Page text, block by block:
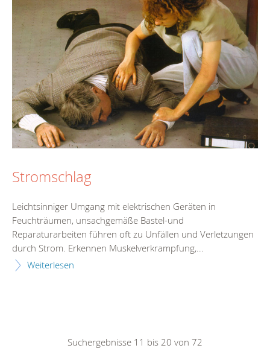
Stromschlag
Leichtsinniger Umgang mit elektrischen Geräten in
Feuchträumen, unsachgemäße Bastel-und
Reparaturarbeiten führen oft zu Unfällen und Verletzungen
durch Strom. Erkennen Muskelverkrampfung,...
Weiterlesen
Suchergebnisse 11 bis 20 von 72